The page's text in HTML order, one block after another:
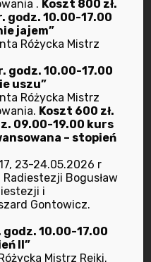
. Koszt 800 zł.
godz. 10.00-17.00
jajem”
Różycka Mistrz
godz. 10.00-17.00
uszu”
Różycka Mistrz
Koszt 600 zł.
09.00-19.00 kurs
– stopień
23-24.05.2026 r
Bogusław
i
Gontowicz.
10.00-17.00
II”
Mistrz Reiki.